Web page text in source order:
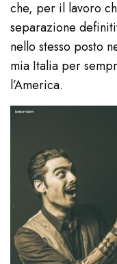
che, per il lavoro
separazione
nello stesso posto
mia Italia per
l’America.